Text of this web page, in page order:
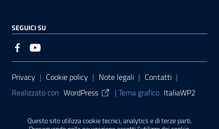
Questo sito utilizza cookie tecnici, analytics e di terze parti.
SEGUICI SU
Sezione Link Utili
Privacy | Cookie policy | Note legali | Contatti |
Realizzato con WordPress | Tema grafico ItaliaWP2